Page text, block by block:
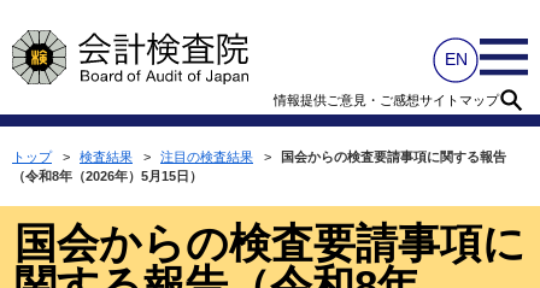
情報提供ご意見・ご感想サイトマップ
トップ> 検査結果 > 注目の検査結果 >
国会からの検査要請事項に関する報告
（令和8年（2026年）5月15日）
国会からの検査要請事項に